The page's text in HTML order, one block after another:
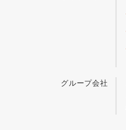
グループ会社